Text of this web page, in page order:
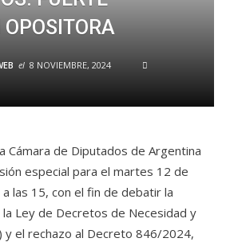
OPOSITORA
el 8 NOVIEMBRE, 2024
Cámara de Diputados de Argentina
especial para el martes 12 de
las 15, con el fin de debatir la
Ley de Decretos de Necesidad y
y el rechazo al Decreto 846/2024,